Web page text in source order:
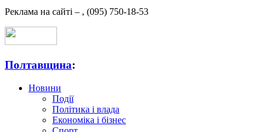
Реклама на сайті – , (095) 750-18-53
Полтавщина:
Новини
Події
Політика і влада
Економіка і бізнес